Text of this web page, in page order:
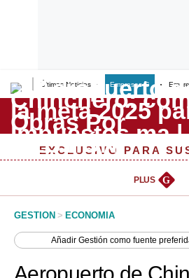
Últimas Noticias Empresas G
Lo último
Peru Quiosco
Management & Empleo
EXCLUSIVO PARA
PLUS G
GESTION > ECONOMIA
AñadirGestión como fuente